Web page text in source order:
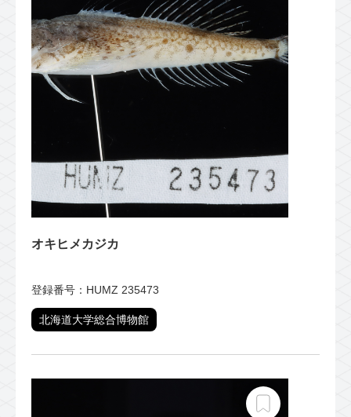
オキヒメカジカ
登録番号：HUMZ 235473
北海道大学総合博物館